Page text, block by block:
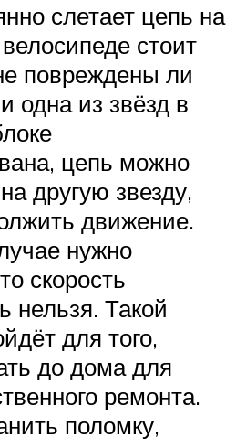
слетает цепь на
стоит
повреждены ли
одна из звёзд в
цепь можно
другую звезду,
движение.
нужно
скорость
нельзя. Такой
для того,
до дома для
ремонта.
поломку,